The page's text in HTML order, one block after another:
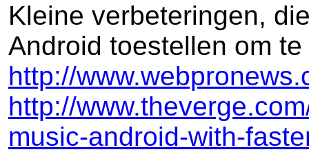
Kleine verbeteringen,
Android toestellen om
http://
http://
music-android-with-